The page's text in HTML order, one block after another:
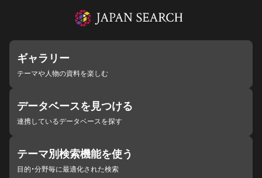
ギャラリー
テーマや人物の資料を楽しむ
データベースを見つける
連携しているデータベースを探す
テーマ別検索機能を使う
目的・分野毎に最適化された検索